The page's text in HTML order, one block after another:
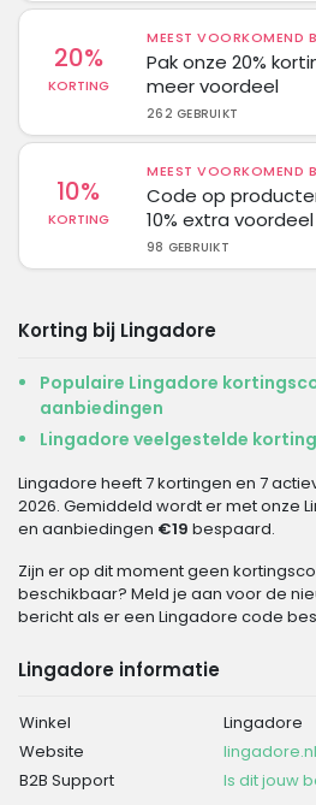
20%
KORTING
MEEST VOORKOMEND
Pak onze 20%
meer voordeel
262 GEBRUIKT
10%
KORTING
MEEST VOORKOMEND
Code op
10% extra voordeel
98 GEBRUIKT
Korting bij Lingadore
Populaire Lingadore
aanbiedingen
Lingadore veelgestelde
Lingadore heeft 7 kortingen en 7
2026. Gemiddeld wordt er met onze
en aanbiedingen €19 bespaard.
Zijn er op dit moment geen
beschikbaar? Meld je aan voor de
bericht als er een Lingadore code
Lingadore informatie
Winkel
Lingadore
Website
lingadore.nl
B2B Support
Is dit jouw